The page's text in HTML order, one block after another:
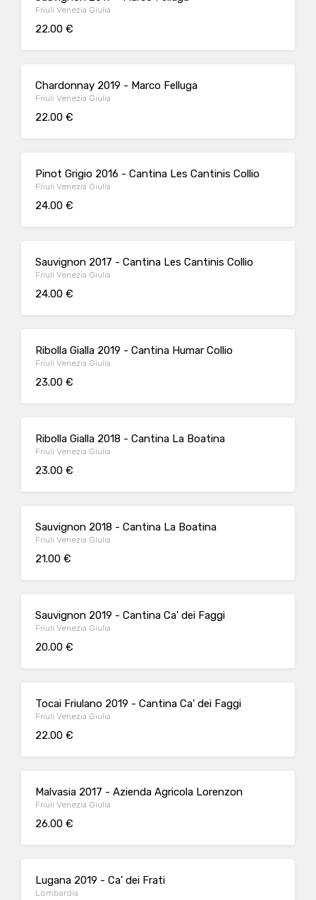
Friuli Venezia Giulia
22.00 €
Chardonnay 2019 - Marco Felluga
Friuli Venezia Giulia
22.00 €
Pinot Grigio 2016 - Cantina Les Cantinis Collio
Friuli Venezia Giulia
24.00 €
Sauvignon 2017 - Cantina Les Cantinis Collio
Friuli Venezia Giulia
24.00 €
Ribolla Gialla 2019 - Cantina Humar Collio
Friuli Venezia Giulia
23.00 €
Ribolla Gialla 2018 - Cantina La Boatina
Friuli Venezia Giulia
23.00 €
Sauvignon 2018 - Cantina La Boatina
Friuli Venezia Giulia
21.00 €
Sauvignon 2019 - Cantina Ca' dei Faggi
Friuli Venezia Giulia
20.00 €
Tocai Friulano 2019 - Cantina Ca' dei Faggi
Friuli Venezia Giulia
22.00 €
Malvasia 2017 - Azienda Agricola Lorenzon
Friuli Venezia Giulia
26.00 €
Lugana 2019 - Ca' dei Frati
Lombardia